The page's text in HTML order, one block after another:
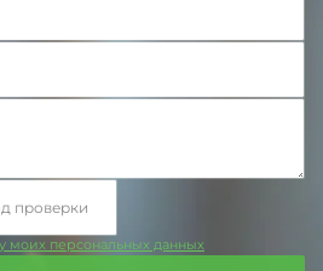
моих персональных данных